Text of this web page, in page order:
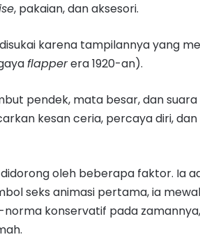
, pakaian, dan aksesori.
karena tampilannya yang
flapperera 1920-an).
pendek, mata besar, dan
kesan ceria, percaya diri,
oleh beberapa faktor. Ia
seks animasi pertama, ia
konservatif pada